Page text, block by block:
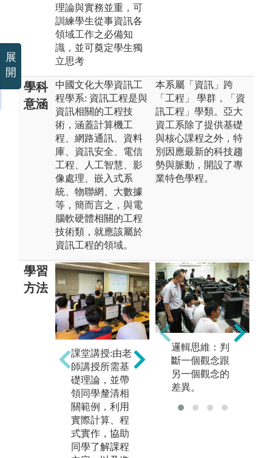
理論與實務並重，可
訓練學生從事資訊各
領域工作之必備知
識，並可奠定學生獨
立思考
學科
意涵
中國文化大學資訊工
程學系: 資訊工程是與
資訊相關的工程技
術，涵蓋計算機工
程、網路通訊、資料
庫、資訊安全、電信
工程、人工智慧、影
像處理、嵌入式系
統、物聯網、大數據
等，簡而言之，與電
腦軟硬體相關的工程
技術類，就應該屬於
資訊工程的領域。
本系屬「資訊」跨
「工程」 學群，「資
訊工程」學類。亞大
資工系除了提供基礎
與核心課程之外，特
別因應最新的科技趨
勢與脈動，開設了專
業特色學程。
學習
方法
課堂講授:由老
師講授所需基
礎理論，並帶
領同學釐清相
關範例，利用
實際計算、程
式實作，協助
同學了解課程
團隊學習:課程
設計讓同學有
分組合作的機
會，進而學習
與人合作的模
式。
圖解:專題成果
邏輯思維：判
斷一個觀念跟
另一個觀念的
差異。
展
開